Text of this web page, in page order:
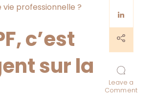
Leave a
Commenton
professionnelle ?
c’est
sur la